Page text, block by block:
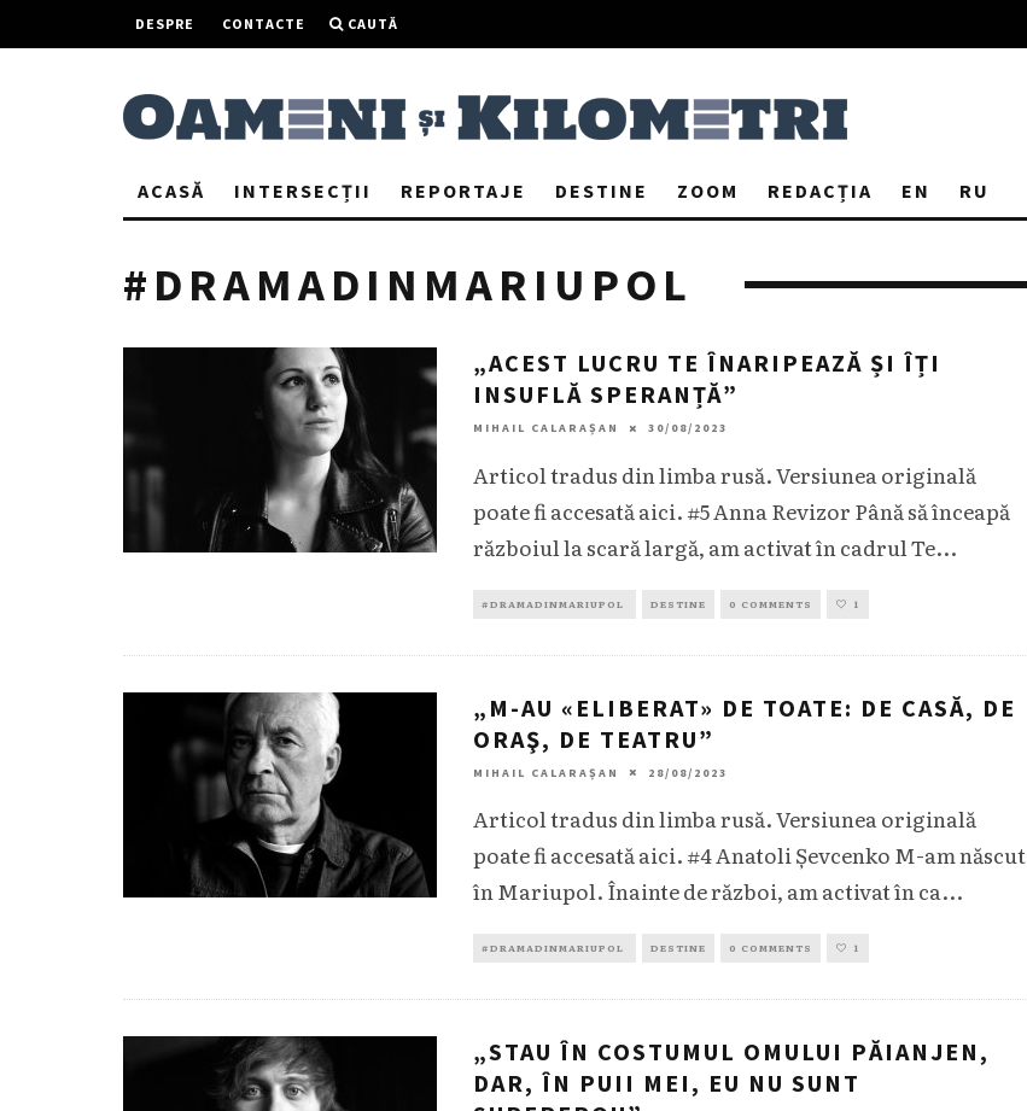
DESPRE CONTACTE CAUTĂ
ACASĂ INTERSECȚII REPORTAJE DESTINE ZOOM REDACȚIA EN RU
#DRAMADINMARIUPOL
„ACEST LUCRU TE ÎNARIPEAZĂ ȘI ÎȚI
INSUFLĂ SPERANȚĂ”
MIHAIL CALARAȘAN 30/08/2023
Articol tradus din limba rusă. Versiunea originală
poate fi accesată aici. #5 Anna Revizor Până să înceapă
războiul la scară largă, am activat în cadrul Te...
#DRAMADINMARIUPOL DESTINE 0 COMMENTS 1
„M-AU «ELIBERAT» DE TOATE: DE CASĂ, DE
ORAŞ, DE TEATRU”
MIHAIL CALARAȘAN 28/08/2023
Articol tradus din limba rusă. Versiunea originală
poate fi accesată aici. #4 Anatoli Şevcenko M-am născut
în Mariupol. Înainte de război, am activat în ca...
#DRAMADINMARIUPOL DESTINE 0 COMMENTS 1
„STAU ÎN COSTUMUL OMULUI PĂIANJEN,
DAR, ÎN PUII MEI, EU NU SUNT